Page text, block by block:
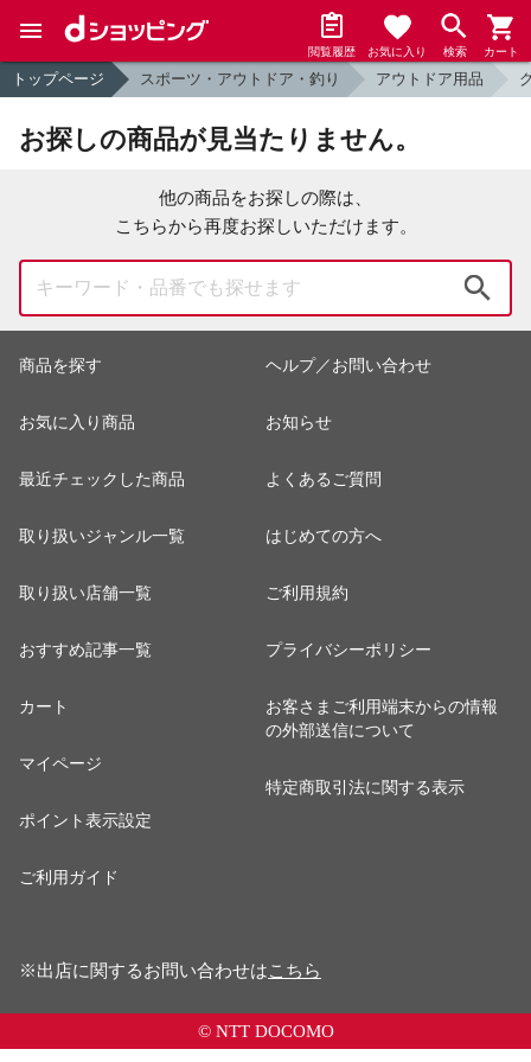
閲覧履歴 お気に入り 検索 カート
トップページ スポーツ・アウトドア・釣り アウトドア用品
お探しの商品が見当たりません。
他の商品をお探しの際は、
こちらから再度お探しいただけます。
商品を探す
お気に入り商品
最近チェックした商品
取り扱いジャンル一覧
取り扱い店舗一覧
おすすめ記事一覧
カート
マイページ
ポイント表示設定
ご利用ガイド
ヘルプ／お問い合わせ
お知らせ
よくあるご質問
はじめての方へ
ご利用規約
プライバシーポリシー
お客さまご利用端末からの情報
の外部送信について
特定商取引法に関する表示
※出店に関するお問い合わせはこちら
© NTT DOCOMO